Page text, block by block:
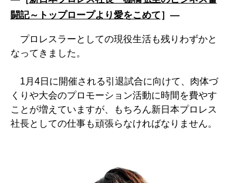
闘記～トップロープより愛をこめて］―
プロレスラーとしての現役生活も残りわずかと
なってきました。
1月4日に開催される引退試合に向けて、肉体づ
くりや大会のプロモーション活動に時間を費やす
ことが増えていますが、もちろん新日本プロレス
社長としての仕事も頑張らなければなりません。